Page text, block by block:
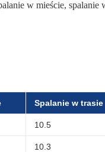
w mieście, spalanie
Spalanie w trasie
10.5
10.3